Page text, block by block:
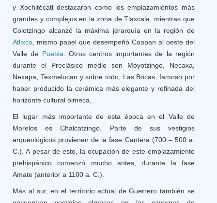
y Xochitécatl destacaron como los emplazamientos más
grandes y complejos en la zona de Tlaxcala, mientras que
Colotzingo alcanzó la máxima jerarquía en la región de
Atlixco , mismo papel que desempeñó Coapan al oeste del
Valle de Puebla . Otros centros importantes de la región
durante el Preclásico medio son Moyotzingo, Necaxa,
Nexapa, Texmelucan y sobre todo, Las Bocas, famoso por
haber producido la cerámica más elegante y refinada del
horizonte cultural olmeca.
El lugar más importante de esta época en el Valle de
Morelos es Chalcatzingo. Parte de sus vestigios
arqueológicos provienen de la fase Cantera (700 – 500 a.
C.). A pesar de esto, la ocupación de este emplazamiento
prehispánico comenzó mucho antes, durante la fase
Amate (anterior a 1100 a. C.).
Más al sur, en el territorio actual de Guerrero también se